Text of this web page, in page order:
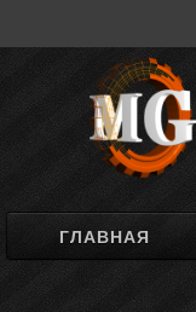
ГЛАВНАЯ